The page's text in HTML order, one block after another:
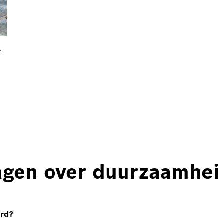
over